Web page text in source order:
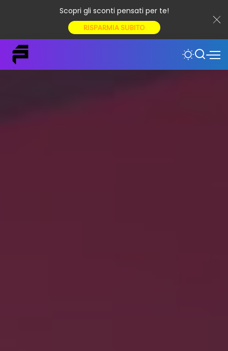
Scopri gli sconti pensati per te!
RISPARMIA SUBITO